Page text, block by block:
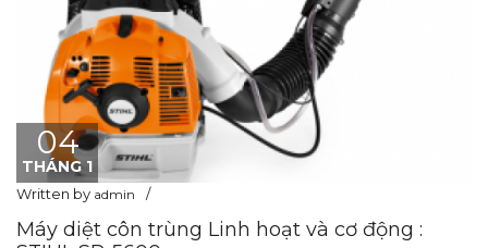
04
THÁNG 1
Written by admin
Máy diệt côn trùng Linh hoạt và cơ động :